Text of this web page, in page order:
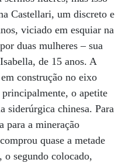
Castellari, um discreto e
viciado em esquiar na
duas mulheres – sua
de 15 anos. A
construção no eixo
o apetite
siderúrgica chinesa. Para
para a mineração
quase a metade
segundo colocado,